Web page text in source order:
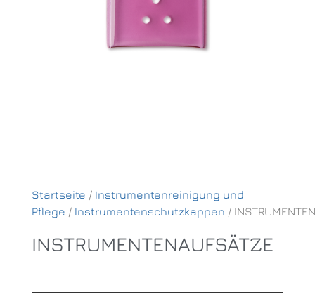
Startseite / Instrumentenreinigung und
Pflege / Instrumentenschutzkappen /
INSTRUMENTENAUFSÄTZE